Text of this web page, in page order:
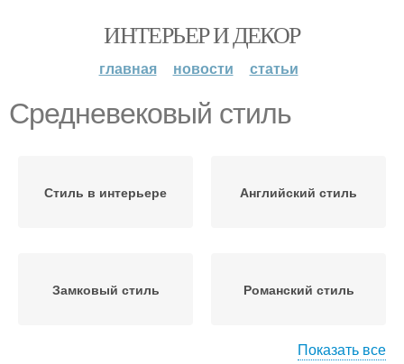
ИНТЕРЬЕР И ДЕКОР
главная новости статьи
Средневековый стиль
Стиль в интерьере Английский стиль
Замковый стиль Романский стиль
Показать все